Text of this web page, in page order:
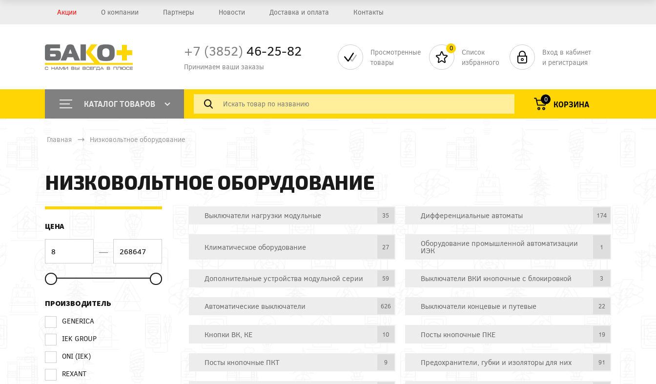
Акции О компании Партнеры Новости Доставка и оплата Контакты
+7 (3852) 46-25-82
Принимаем ваши заказы
Просмотренные
товары
0
Список
избранного
Вход в кабинет
и регистрация
КАТАЛОГ ТОВАРОВ 0 КОРЗИНА
Главная Низковольтное оборудование
НИЗКОВОЛЬТНОЕ ОБОРУДОВАНИЕ
ЦЕНА
—
ПРОИЗВОДИТЕЛЬ
GENERICA
IEK GROUP
ONI (IEK)
REXANT
Выключатели нагрузки модульные 35 Дифференциальные автоматы 174
Климатическое оборудование 27 Оборудование промышленной автоматизации
ИЭК 1
Дополнительные устройства модульной серии 59 Выключатели ВКИ кнопочные с блокировкой 3
Автоматические выключатели 626 Выключатели концевые и путевые 22
Кнопки ВК, КЕ 10 Посты кнопочные ПКЕ 19
Посты кнопочные ПКТ 9 Предохранители, губки и изоляторы для них 91